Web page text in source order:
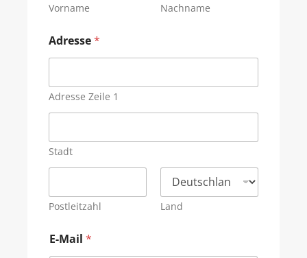
Vorname Nachname
Adresse*
Adresse Zeile 1
Stadt
Postleitzahl Land
E-Mail *